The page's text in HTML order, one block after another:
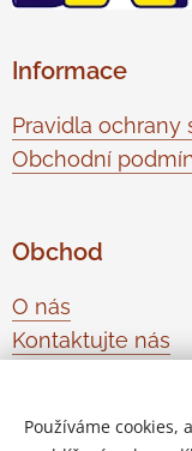
Informace
Pravidla ochrany
Obchodní
Obchod
O nás
Kontaktujte nás
Používáme cookies,